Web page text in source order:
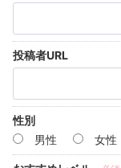
投稿者URL
性別
男性
女性